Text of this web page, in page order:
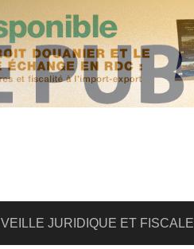
VEILLE JURIDIQUE ET FISCALE